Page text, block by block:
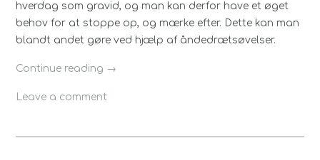
hverdag som gravid, og man kan derfor have et øget
behov for at stoppe op, og mærke efter. Dette kan man
blandt andet gøre ved hjælp af åndedrætsøvelser.
Continue reading “Tre
grunde
at
→
Leave a comment